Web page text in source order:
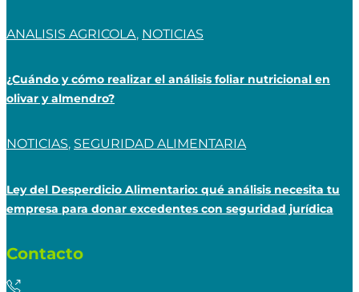
ANALISIS AGRICOLA, NOTICIAS
¿Cuándo y cómo realizar el análisis foliar nutricional en
olivar y almendro?
NOTICIAS, SEGURIDAD ALIMENTARIA
Ley del Desperdicio Alimentario: qué análisis necesita tu
empresa para donar excedentes con seguridad jurídica
Contacto